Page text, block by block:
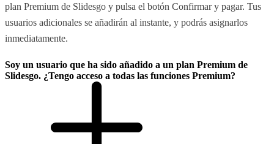
plan Premium de Slidesgo y pulsa el botón Confirmar y pagar. Tus
usuarios adicionales se añadirán al instante, y podrás asignarlos
inmediatamente.
Soy un usuario que ha sido añadido a un plan Premium de
Slidesgo. ¿Tengo acceso a todas las funciones Premium?